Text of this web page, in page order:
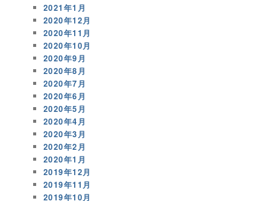
2021年1月
2020年12月
2020年11月
2020年10月
2020年9月
2020年8月
2020年7月
2020年6月
2020年5月
2020年4月
2020年3月
2020年2月
2020年1月
2019年12月
2019年11月
2019年10月